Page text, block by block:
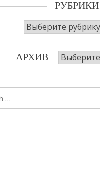
РУБРИКИ
Рубрики
АРХИВ Архив